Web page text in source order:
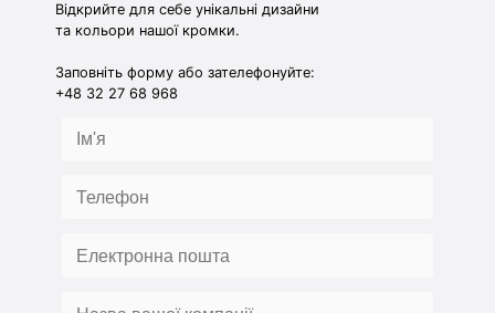
Відкрийте для себе унікальні дизайни
та кольори нашої кромки.
Заповніть форму або зателефонуйте:
+48 32 27 68 968